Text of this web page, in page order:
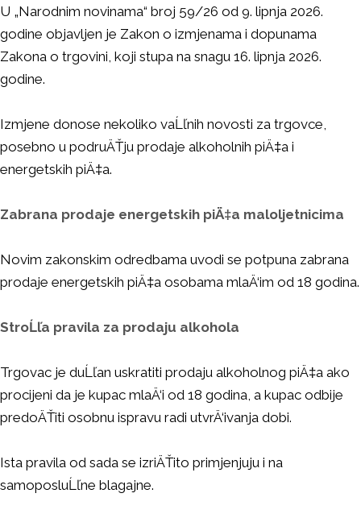
U „Narodnim novinama“ broj 59/26 od 9. lipnja 2026.
godine objavljen je Zakon o izmjenama i dopunama
Zakona o trgovini, koji stupa na snagu 16. lipnja 2026.
godine.
Izmjene donose nekoliko vaĹľnih novosti za trgovce,
posebno u podruÄŤju prodaje alkoholnih piÄ‡a i
energetskih piÄ‡a.
Zabrana prodaje energetskih piÄ‡a maloljetnicima
Novim zakonskim odredbama uvodi se potpuna zabrana
prodaje energetskih piÄ‡a osobama mlaÄ‘im od 18 godina.
StroĹľa pravila za prodaju alkohola
Trgovac je duĹľan uskratiti prodaju alkoholnog piÄ‡a ako
procijeni da je kupac mlaÄ‘i od 18 godina, a kupac odbije
predoÄŤiti osobnu ispravu radi utvrÄ‘ivanja dobi.
Ista pravila od sada se izriÄŤito primjenjuju i na
samoposluĹľne blagajne.